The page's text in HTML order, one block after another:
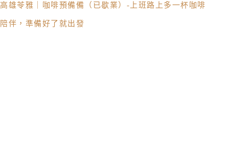
高雄苓雅｜咖啡預備備（已歇業）-上班路上多一杯咖啡
陪伴，準備好了就出發